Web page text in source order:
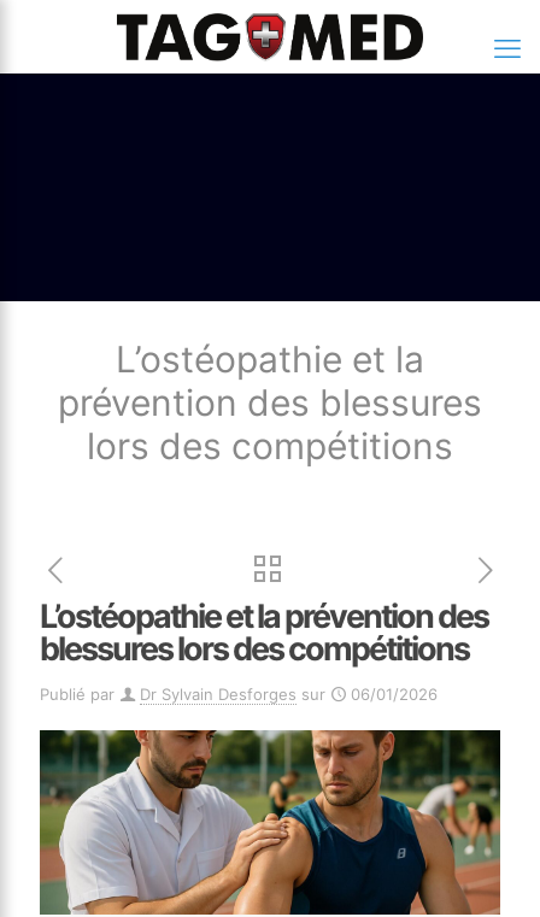
L’ostéopathie et la
prévention des blessures
lors des compétitions
L’ostéopathie et la prévention des
blessures lors des compétitions
Publié par Dr Sylvain Desforges sur 06/01/2026